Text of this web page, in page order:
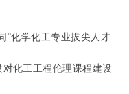
”化学化工专业拔尖人才
化工工程伦理课程建设